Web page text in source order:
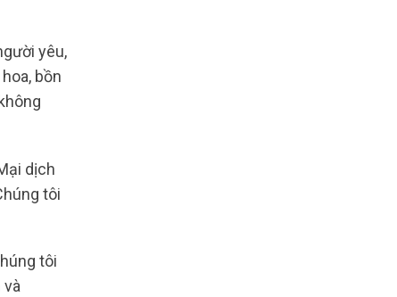
yêu,
bồn
dịch
tôi
tôi
và